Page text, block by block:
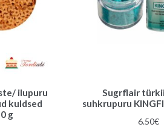
ilupuru
kuldsed
g
Sugrflair
suhkrupuru
6.50€